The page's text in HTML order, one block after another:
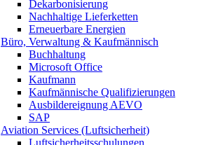
Dekarbonisierung
Nachhaltige Lieferketten
Erneuerbare Energien
Büro, Verwaltung & Kaufmännisch
Buchhaltung
Microsoft Office
Kaufmann
Kaufmännische Qualifizierungen
Ausbildereignung AEVO
SAP
Aviation Services (Luftsicherheit)
Luftsicherheitsschulungen